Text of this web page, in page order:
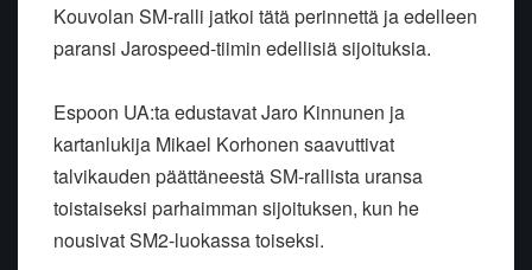
Kouvolan SM-ralli jatkoi tätä perinnettä ja edelleen
paransi Jarospeed-tiimin edellisiä sijoituksia.
Espoon UA:ta edustavat Jaro Kinnunen ja
kartanlukija Mikael Korhonen saavuttivat
talvikauden päättäneestä SM-rallista uransa
toistaiseksi parhaimman sijoituksen, kun he
nousivat SM2-luokassa toiseksi.